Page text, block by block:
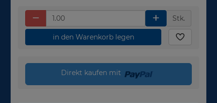
Stk.
in den Warenkorb legen
Direkt kaufen mit